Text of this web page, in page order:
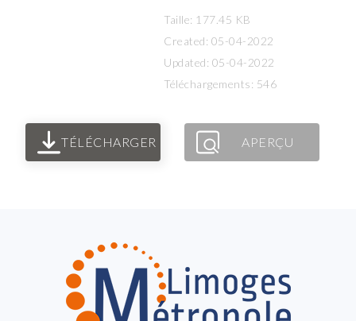
Taille: 177.45 KB
Created: 05-04-2022
Updated: 05-04-2022
Téléchargements: 546
TÉLÉCHARGER APERÇU